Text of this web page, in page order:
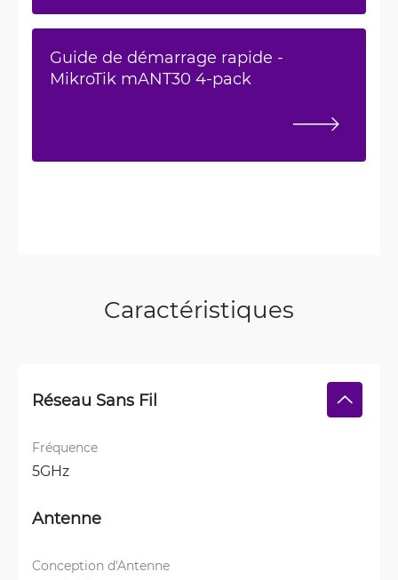
Guide de démarrage rapide -
MikroTik mANT30 4-pack
Caractéristiques
Réseau Sans Fil
Fréquence
5GHz
Antenne
Conception d'Antenne